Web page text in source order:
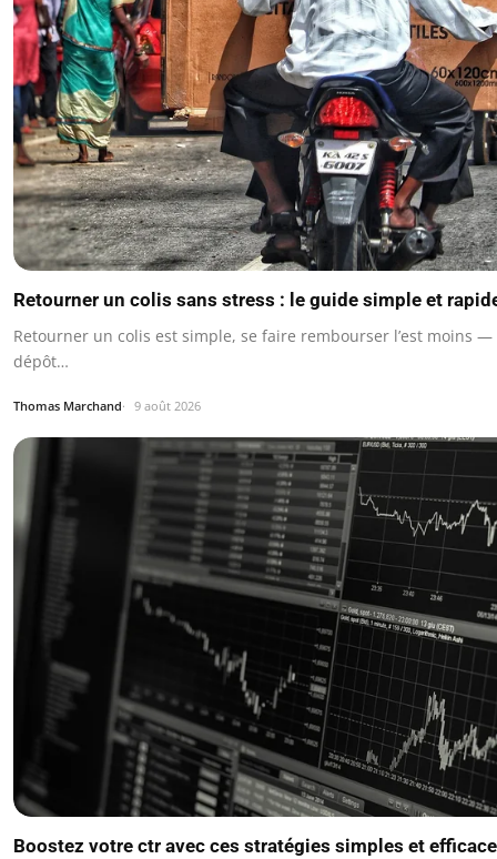
Retourner un colis sans stress : le guide simple et
Retourner un colis est simple, se faire rembourser l’est moins
dépôt…
Thomas Marchand 9 août 2026
Boostez votre ctr avec ces stratégies simples et